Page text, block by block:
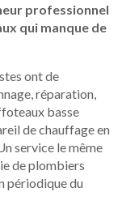
professionnel
qui manque de
ont de
réparation,
basse
de chauffage en
service le même
de plombiers
périodique du